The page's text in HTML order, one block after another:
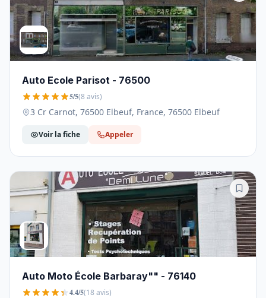
Auto Ecole Parisot - 76500
5/5(8 avis)
3 Cr Carnot, 76500 Elbeuf, France, 76500 Elbeuf
Voir la fiche Appeler
Auto Moto École Barbaray"" - 76140
4.4/5(18 avis)